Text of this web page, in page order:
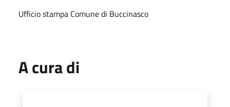
Ufficio stampa Comune di Buccinasco
A cura di